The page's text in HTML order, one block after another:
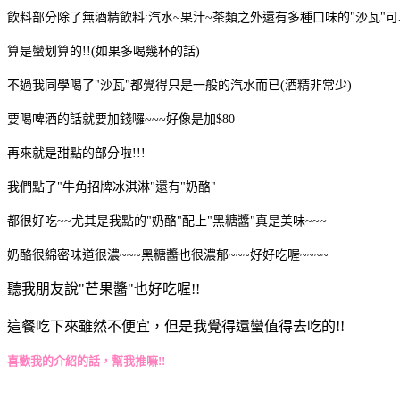
飲料部分除了無酒精飲料:汽水~果汁~茶類之外還有多種口味的"沙瓦"
算是蠻划算的!!(如果多喝幾杯的話)
不過我同學喝了"沙瓦"都覺得只是一般的汽水而已(酒精非常少)
要喝啤酒的話就要加錢囉~~~好像是加$80
再來就是甜點的部分啦!!!
我們點了"牛角招牌冰淇淋"還有"奶酪"
都很好吃~~尤其是我點的"奶酪"配上"黑糖醬"真是美味~~~
奶酪很綿密味道很濃~~~黑糖醬也很濃郁~~~好好吃喔~~~~
聽我朋友說"芒果醬"也好吃喔!!
這餐吃下來雖然不便宜，但是我覺得還蠻值得去吃的!!
喜歡我的介紹的話，幫我推嘛!!